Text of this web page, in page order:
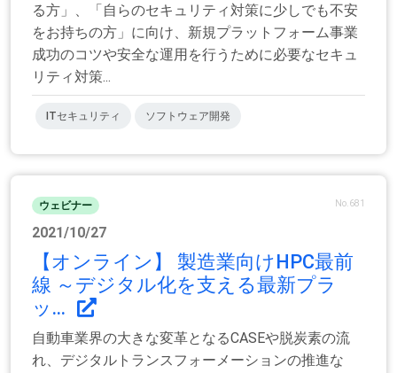
る方」、「自らのセキュリティ対策に少しでも不安
をお持ちの方」に向け、新規プラットフォーム事業
成功のコツや安全な運用を行うために必要なセキュ
リティ対策...
ITセキュリティ ソフトウェア開発
ウェビナー No.681
2021/10/27
【オンライン】 製造業向けHPC最前
線 ～デジタル化を支える最新プラ
ッ...
自動車業界の大きな変革となるCASEや脱炭素の流
れ、デジタルトランスフォーメーションの推進な